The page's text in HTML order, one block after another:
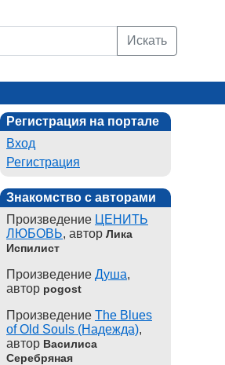
Искать
Регистрация на портале
Вход
Регистрация
Знакомство с авторами
Произведение ЦЕНИТЬ
ЛЮБОВЬ, автор Лика
Испилист
Произведение Душа,
автор pogost
Произведение The Blues
of Old Souls (Надежда),
автор Василиса
Серебряная